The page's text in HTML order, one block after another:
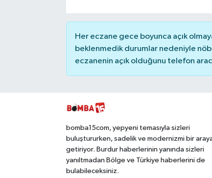
Her eczane gece boyunca açık
beklenmedik durumlar nedeniyle
eczanenin açık olduğunu telefon
bomba15com, yepyeni temasıyla sizleri
buluştururken, sadelik ve modernizmi bir
getiriyor. Burdur haberlerinin yanında sizleri
yanıltmadan Bölge ve Türkiye haberlerini de
bulabileceksiniz.